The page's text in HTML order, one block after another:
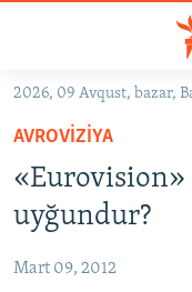
Əsas
qayıt
Əsas
naviqasiyaya
qayıt
GÜNDƏM
KORRUPSIOMETR
#ƏSLINDƏ
FƏRQƏ BAX
2026, 09 Avqust, bazar,
AVROVIZIYA
uyğundur?
Mart 09, 2012